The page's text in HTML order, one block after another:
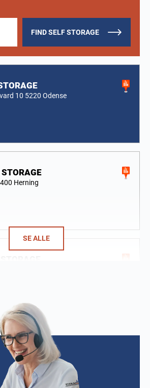
FIND SELF STORAGE
SE ALLE
10 5220 Odense
Herning
SELF STORAGE
Google-anmeldelser